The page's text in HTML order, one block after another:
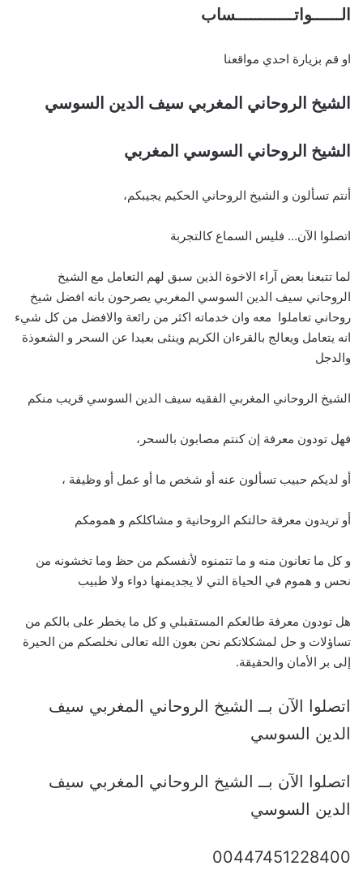
الــــــواتــــــــــــساب
او قم بزيارة احدي مواقعنا
الشيخ الروحاني المغربي سيف الدين السوسي
الشيخ الروحاني السوسي المغربي
أنتم تسألون و الشيخ الروحاني الحكيم يجيبكم،
اتصلوا الآن… فليس السماع كالتجربة
لما تتبعنا بعض آراء الاخوة الذين سبق لهم التعامل مع الشيخ
الروحاني سيف الدين السوسي المغربي يصرحون بانه افضل شيخ
روحاني تعاملوا معه وان خدماته اكثر من رائعة والافضل من كل شيء
انه يتعامل ويعالج بالقرءان الكريم وينئى بعيدا عن السحر و الشعوذة
والدجل
الشيخ الروحاني المغربي الفقيه سيف الدين السوسي قريب منكم
فهل تودون معرفة إن كنتم مصابون بالسحر،
أو لديكم حبيب تسألون عنه أو شخص ما أو عمل أو وظيفة ،
أو تريدون معرفة حالتكم الروحانية و مشاكلكم و همومكم
و كل ما تعانون منه و ما تتمنوه لأنفسكم من حظ وما تخشونه من
نحس و هموم في الحياة التي لا يجديمنها دواء ولا طبيب
هل تودون معرفة طالعكم المستقبلي و كل ما يخطر على بالكم من
تساؤلات و حل لمشكلاتكم نحن بعون الله تعالى نخلصكم من الحيرة
إلى بر الأمان والحقيقة.
اتصلوا الآن بــ الشيخ الروحاني المغربي سيف
الدين السوسي
اتصلوا الآن بــ الشيخ الروحاني المغربي سيف
الدين السوسي
00447451228400